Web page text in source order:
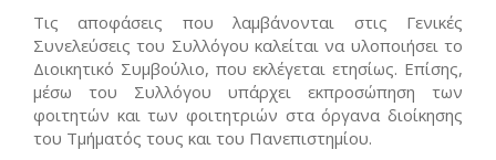
Τις αποφάσεις που λαμβάνονται στις Γενικές
Συνελεύσεις του Συλλόγου καλείται να υλοποιήσει το
Διοικητικό Συμβούλιο, που εκλέγεται ετησίως. Επίσης,
μέσω του Συλλόγου υπάρχει εκπροσώπηση των
φοιτητών και των φοιτητριών στα όργανα διοίκησης
του Τμήματός τους και του Πανεπιστημίου.